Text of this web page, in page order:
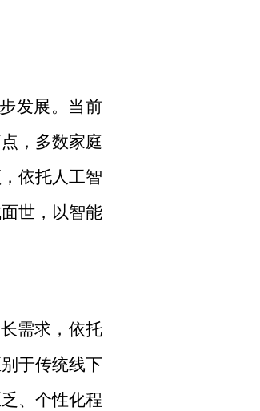
发展。当前
，多数家庭
依托人工智
世，以智能
需求，依托
于传统线下
、个性化程